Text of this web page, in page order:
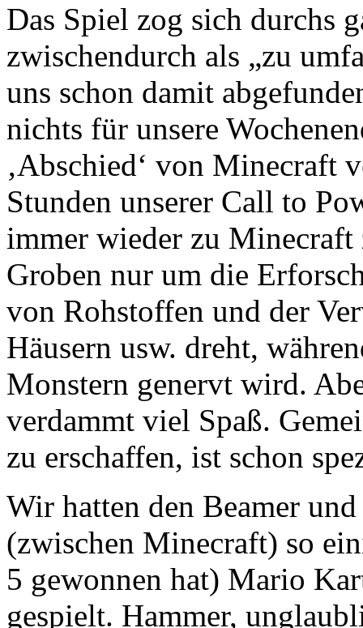
Das Spiel zog sich durchs
zwischendurch als „zu
uns schon damit
nichts für unsere
‚Abschied‘ von Minecraft
Stunden unserer Call to
immer wieder zu
Groben nur um die
von Rohstoffen und der
Häusern usw. dreht,
Monstern genervt wird.
verdammt viel Spaß.
zu erschaffen, ist schon
Wir hatten den Beamer
(zwischen Minecraft) so
5 gewonnen hat) Mario
gespielt. Hammer,